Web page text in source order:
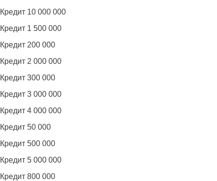
Кредит 10 000 000
Кредит 1 500 000
Кредит 200 000
Кредит 2 000 000
Кредит 300 000
Кредит 3 000 000
Кредит 4 000 000
Кредит 50 000
Кредит 500 000
Кредит 5 000 000
Кредит 800 000